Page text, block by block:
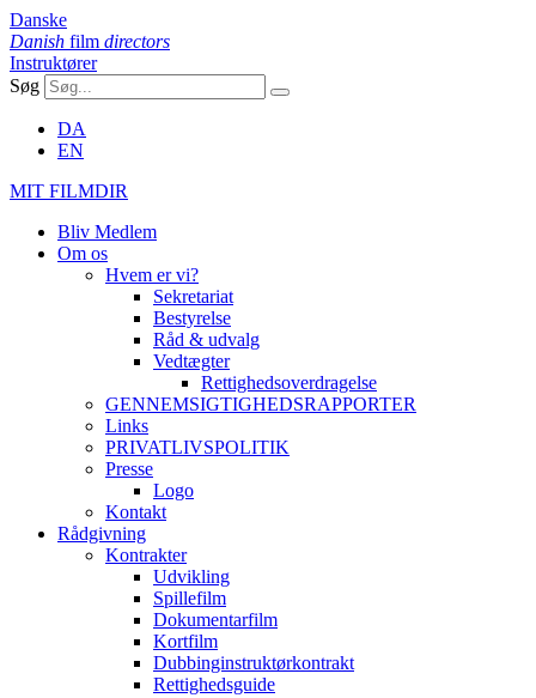
Danske
Danish film directors
Instruktører
Søg
DA
EN
MIT FILMDIR
Bliv Medlem
Om os
Hvem er vi?
Sekretariat
Bestyrelse
Råd & udvalg
Vedtægter
Rettighedsoverdragelse
GENNEMSIGTIGHEDSRAPPORTER
Links
PRIVATLIVSPOLITIK
Presse
Logo
Kontakt
Rådgivning
Kontrakter
Udvikling
Spillefilm
Dokumentarfilm
Kortfilm
Dubbinginstruktørkontrakt
Rettighedsguide